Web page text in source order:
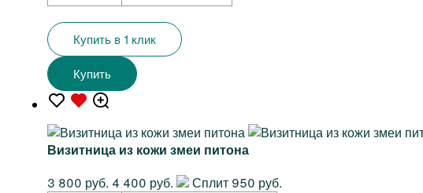
Купить в 1 клик
Купить
Визитница из кожи змеи питона
3 800 руб. 4 400 руб.
Сплит 950 руб.